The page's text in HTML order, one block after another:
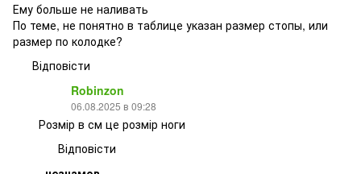
Ему больше не наливать
По теме, не понятно в таблице указан размер стопы, или
размер по колодке?
Відповісти
Robinzon
06.08.2025 в 09:28
Розмір в см це розмір ноги
Відповісти